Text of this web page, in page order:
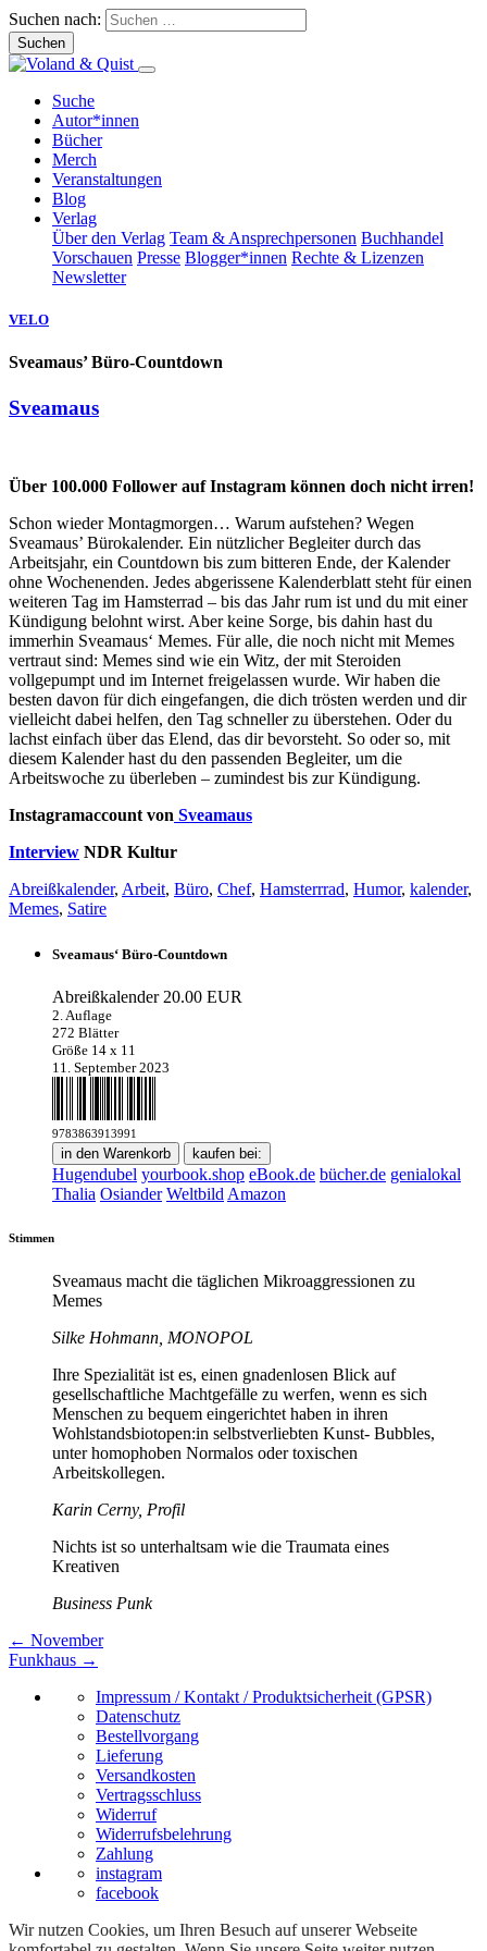
Suchen nach:
Suche
Autor*innen
Bücher
Merch
Veranstaltungen
Blog
Verlag
Über den Verlag Team & Ansprechpersonen Buchhandel
Vorschauen Presse Blogger*innen Rechte & Lizenzen
Newsletter
VELO
Sveamaus’ Büro-Countdown
Sveamaus
Über 100.000 Follower auf Instagram können doch nicht irren!
Schon wieder Montagmorgen… Warum aufstehen? Wegen
Sveamaus’ Bürokalender. Ein nützlicher Begleiter durch das
Arbeitsjahr, ein Countdown bis zum bitteren Ende, der Kalender
ohne Wochenenden. Jedes abgerissene Kalenderblatt steht für einen
weiteren Tag im Hamsterrad – bis das Jahr rum ist und du mit einer
Kündigung belohnt wirst. Aber keine Sorge, bis dahin hast du
immerhin Sveamaus‘ Memes. Für alle, die noch nicht mit Memes
vertraut sind: Memes sind wie ein Witz, der mit Steroiden
vollgepumpt und im Internet freigelassen wurde. Wir haben die
besten davon für dich eingefangen, die dich trösten werden und dir
vielleicht dabei helfen, den Tag schneller zu überstehen. Oder du
lachst einfach über das Elend, das dir bevorsteht. So oder so, mit
diesem Kalender hast du den passenden Begleiter, um die
Arbeitswoche zu überleben – zumindest bis zur Kündigung.
Instagramaccount von Sveamaus
Interview NDR Kultur
Abreißkalender, Arbeit, Büro, Chef, Hamsterrrad, Humor, kalender,
Memes, Satire
Sveamaus‘ Büro-Countdown
Abreißkalender 20.00 EUR
2. Auflage
272 Blätter
Größe 14 x 11
11. September 2023
9783863913991
in den Warenkorb kaufen bei:
Hugendubel yourbook.shop eBook.de bücher.de genialokal
Thalia Osiander Weltbild Amazon
Stimmen
Sveamaus macht die täglichen Mikroaggressionen zu
Memes
Silke Hohmann, MONOPOL
Ihre Spezialität ist es, einen gnadenlosen Blick auf
gesellschaftliche Machtgefälle zu werfen, wenn es sich
Menschen zu bequem eingerichtet haben in ihren
Wohlstandsbiotopen:in selbstverliebten Kunst- Bubbles,
unter homophoben Normalos oder toxischen
Arbeitskollegen.
Karin Cerny, Profil
Nichts ist so unterhaltsam wie die Traumata eines
Kreativen
Business Punk
← November
Funkhaus →
Impressum / Kontakt / Produktsicherheit (GPSR)
Datenschutz
Bestellvorgang
Lieferung
Versandkosten
Vertragsschluss
Widerruf
Widerrufsbelehrung
Zahlung
instagram
facebook
Wir nutzen Cookies, um Ihren Besuch auf unserer Webseite